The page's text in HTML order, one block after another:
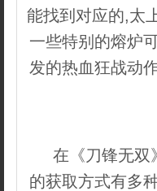
能找到对应的,太
一些特别的熔炉
发的热血狂战动
在《刀锋无双
的获取方式有多